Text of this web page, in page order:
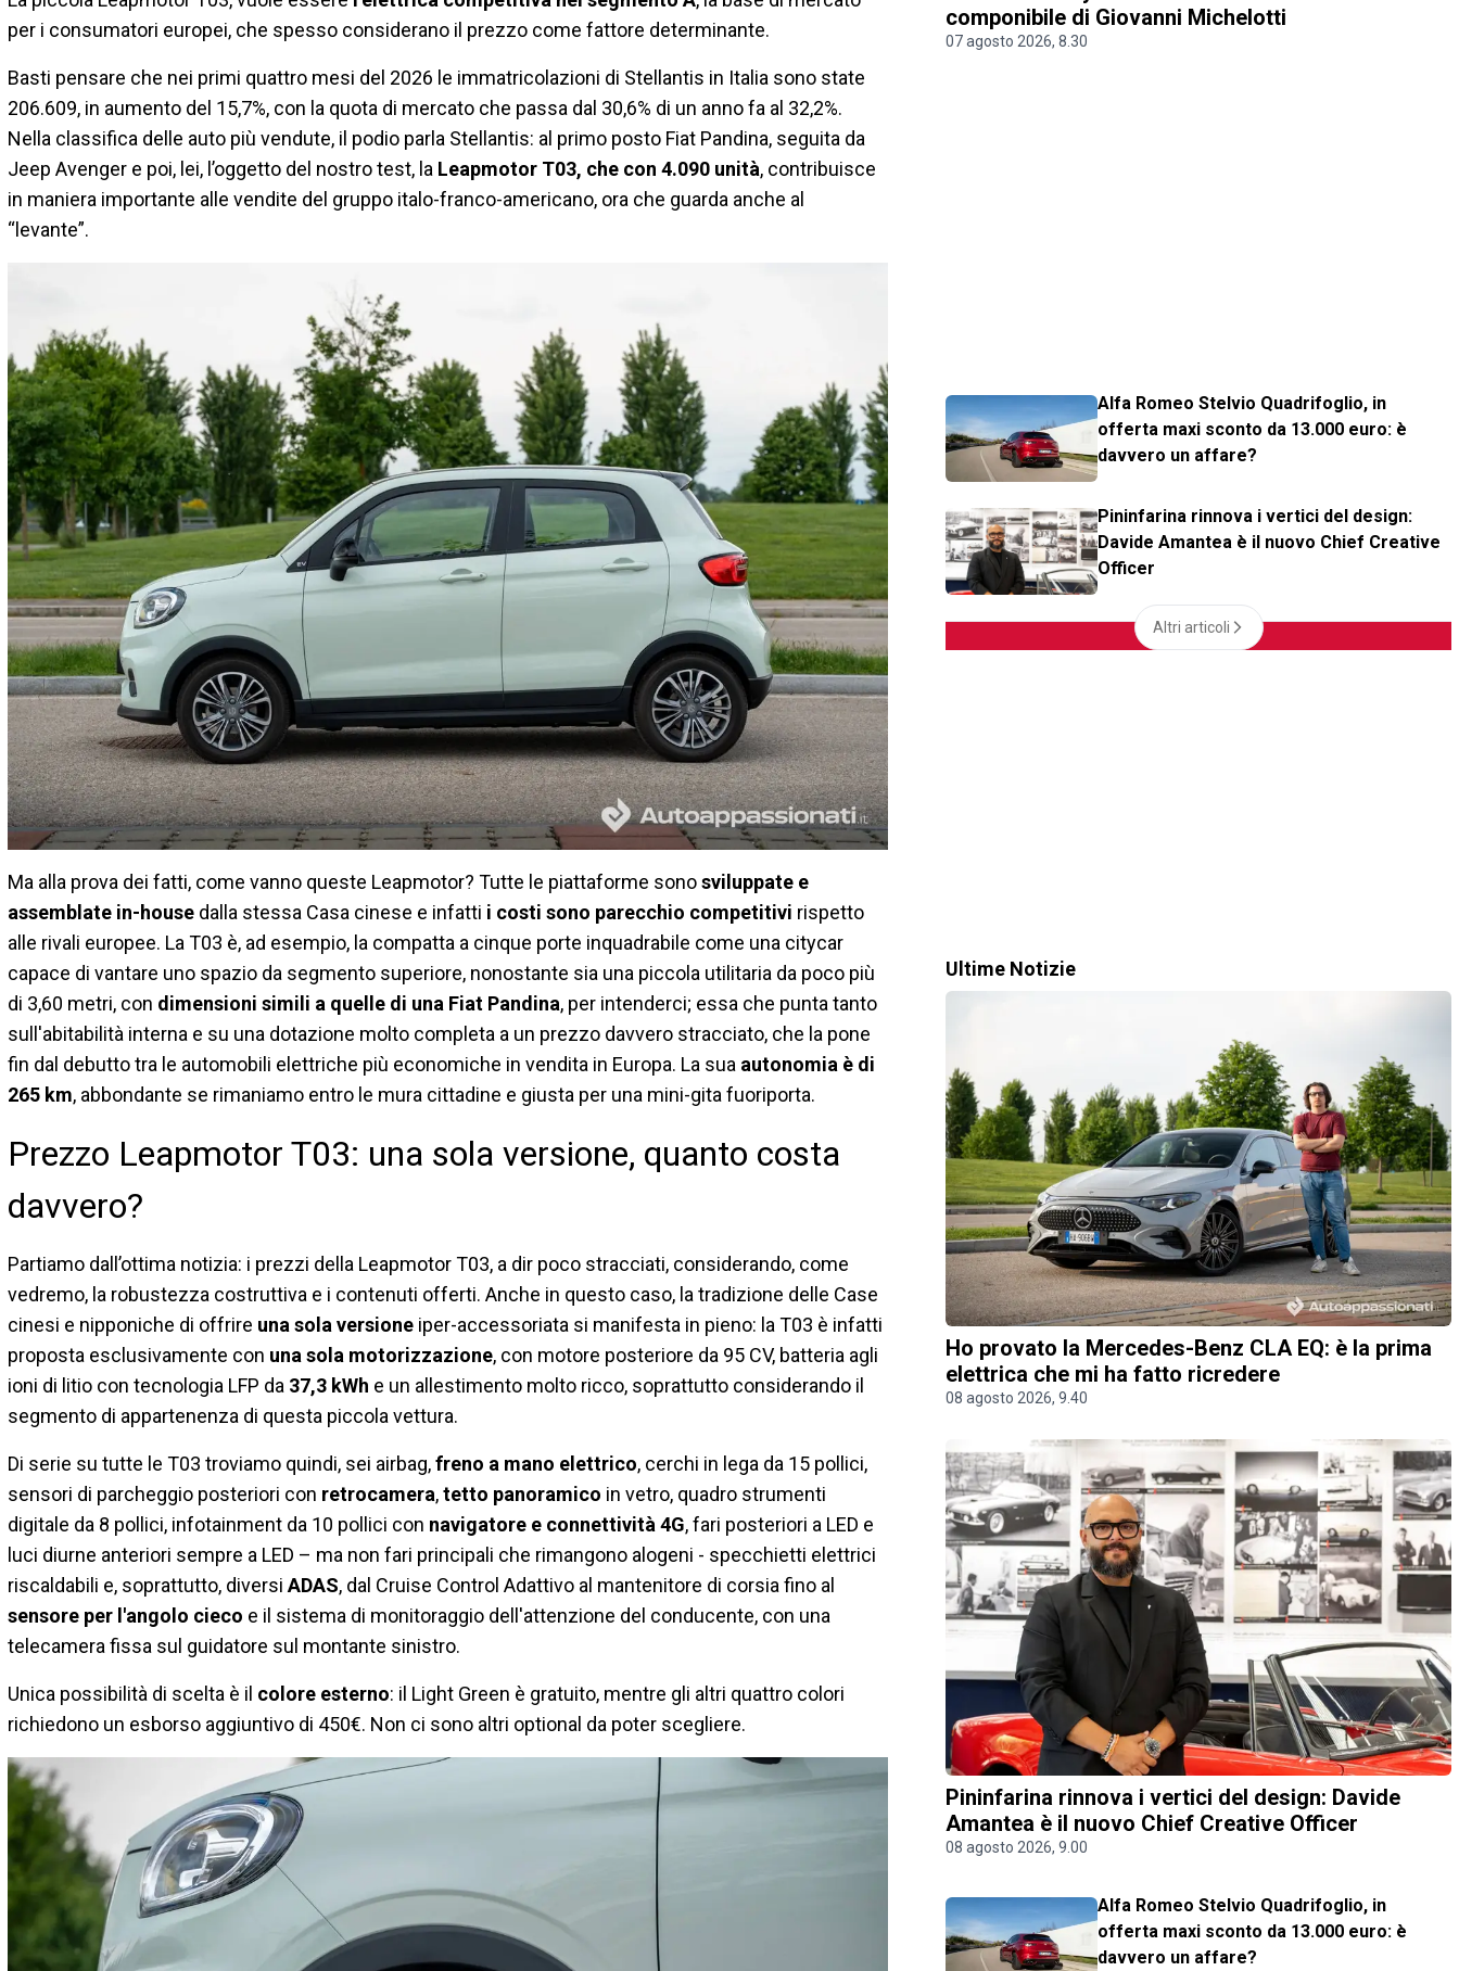
per i consumatori europei, che spesso considerano il prezzo come fattore determinante.
Basti pensare che nei primi quattro mesi del 2026 le immatricolazioni di Stellantis in Italia sono state
206.609, in aumento del 15,7%, con la quota di mercato che passa dal 30,6% di un anno fa al 32,2%.
Nella classifica delle auto più vendute, il podio parla Stellantis: al primo posto Fiat Pandina, seguita da
Jeep Avenger e poi, lei, l’oggetto del nostro test, la Leapmotor T03, che con 4.090 unità, contribuisce
in maniera importante alle vendite del gruppo italo-franco-americano, ora che guarda anche al
“levante”.
Ma alla prova dei fatti, come vanno queste Leapmotor? Tutte le piattaforme sonosviluppate e
assemblate in-house dalla stessa Casa cinese e infatti i costi sono parecchio competitivi rispetto
alle rivali europee. La T03 è, ad esempio, la compatta a cinque porte inquadrabile come una citycar
capace di vantare uno spazio da segmento superiore, nonostante sia una piccola utilitaria da poco più
di 3,60 metri, con dimensioni simili a quelle di una Fiat Pandina, per intenderci; essa che punta tanto
sull'abitabilità interna e su una dotazione molto completa a un prezzo davvero stracciato, che la pone
fin dal debutto tra le automobili elettriche più economiche in vendita in Europa. La sua autonomia è di
265 km, abbondante se rimaniamo entro le mura cittadine e giusta per una mini-gita fuoriporta.
Prezzo Leapmotor T03: una sola versione, quanto costa
davvero?
Partiamo dall’ottima notizia: i prezzi della Leapmotor T03, a dir poco stracciati, considerando, come
vedremo, la robustezza costruttiva e i contenuti offerti. Anche in questo caso, la tradizione delle Case
cinesi e nipponiche di offrire una sola versione iper-accessoriata si manifesta in pieno: la T03 è infatti
proposta esclusivamente con una sola motorizzazione, con motore posteriore da 95 CV, batteria agli
ioni di litio con tecnologia LFP da 37,3 kWh e un allestimento molto ricco, soprattutto considerando il
segmento di appartenenza di questa piccola vettura.
Di serie su tutte le T03 troviamo quindi, sei airbag,freno a mano elettrico, cerchi in lega da 15 pollici,
sensori di parcheggio posteriori con retrocamera,tetto panoramico in vetro, quadro strumenti
digitale da 8 pollici, infotainment da 10 pollici con navigatore e connettività 4G, fari posteriori a LED e
luci diurne anteriori sempre a LED – ma non fari principali che rimangono alogeni - specchietti elettrici
riscaldabili e, soprattutto, diversi ADAS, dal Cruise Control Adattivo al mantenitore di corsia fino al
sensore per l'angolo cieco e il sistema di monitoraggio dell'attenzione del conducente, con una
telecamera fissa sul guidatore sul montante sinistro.
Unica possibilità di scelta è il colore esterno: il Light Green è gratuito, mentre gli altri quattro colori
richiedono un esborso aggiuntivo di 450€. Non ci sono altri optional da poter scegliere.
componibile di Giovanni Michelotti
07 agosto 2026, 8.30
Alfa Romeo Stelvio Quadrifoglio, in
offerta maxi sconto da 13.000 euro: è
davvero un affare?
Pininfarina rinnova i vertici del design:
Davide Amantea è il nuovo Chief Creative
Officer
Altri articoli
Ultime Notizie
Ho provato la Mercedes-Benz CLA EQ: è la prima
elettrica che mi ha fatto ricredere
08 agosto 2026, 9.40
Pininfarina rinnova i vertici del design: Davide
Amantea è il nuovo Chief Creative Officer
08 agosto 2026, 9.00
Alfa Romeo Stelvio Quadrifoglio, in
offerta maxi sconto da 13.000 euro: è
davvero un affare?